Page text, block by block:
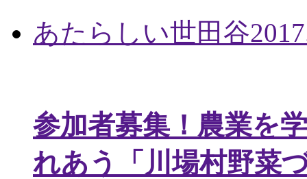
あたらしい世田谷
参加者募集！農業を
れあう「川場村野菜